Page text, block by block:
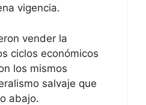
vigencia.
vender la
ciclos económicos
los mismos
salvaje que
abajo.